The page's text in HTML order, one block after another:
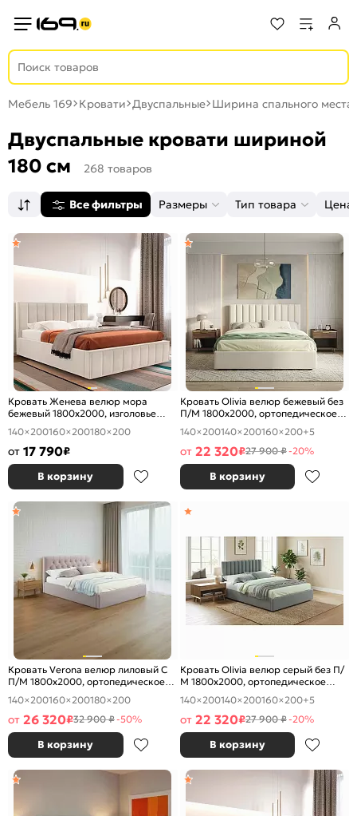
Мебель 169 Кровати Двуспальные Ширина спального места
Двуспальные кровати шириной
180 см
268 товаров
Все фильтры Размеры Тип товара Цена
Кровать Женева велюр мора
бежевый 1800x2000, изголовье
мягкое
140×200160×200180×200
от 17 790₽
В корзину
Кровать Olivia велюр бежевый без
П/М 1800x2000, ортопедическое
основание, изголовье мягкое
140×200140×200160×200+5
от 22 320₽27 900 ₽-20%
В корзину
Кровать Verona велюр лиловый С
П/М 1800x2000, ортопедическое
основание, изголовье мягкое
140×200160×200180×200
от 26 320₽32 900 ₽-50%
В корзину
Кровать Olivia велюр серый без П/
М 1800x2000, ортопедическое
основание, изголовье мягкое
140×200140×200160×200+5
от 22 320₽27 900 ₽-20%
В корзину